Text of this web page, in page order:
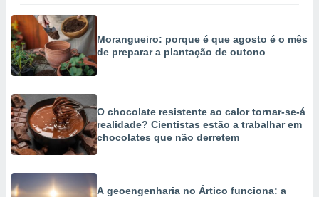
Morangueiro: porque é que agosto é o mês
de preparar a plantação de outono
O chocolate resistente ao calor tornar-se-á
realidade? Cientistas estão a trabalhar em
chocolates que não derretem
A geoengenharia no Ártico funciona: a